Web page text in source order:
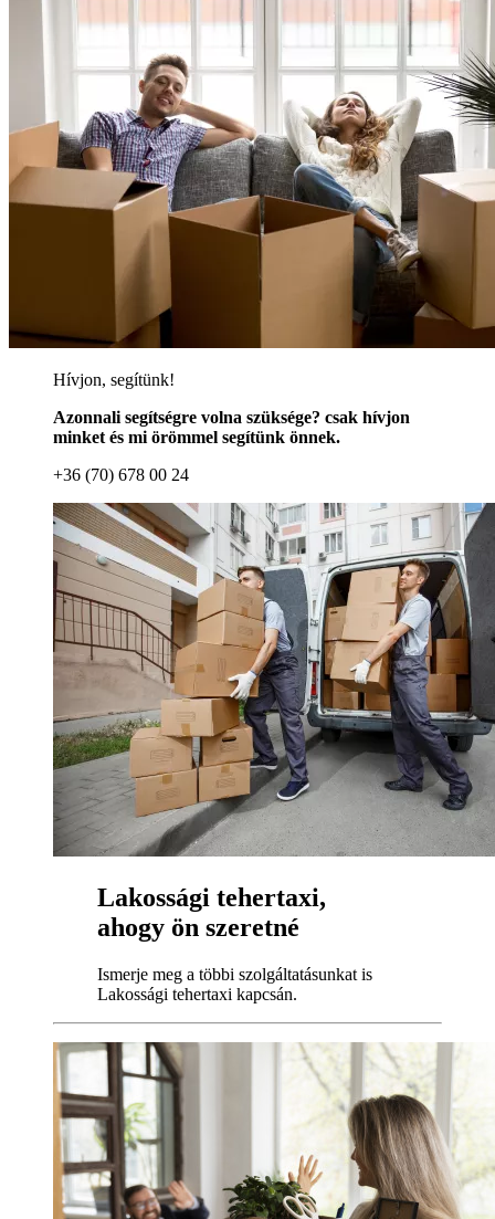
Hívjon, segítünk!
Azonnali segítségre volna szüksége? csak hívjon
minket és mi örömmel segítünk önnek.
+36 (70) 678 00 24
Lakossági tehertaxi,
ahogy ön szeretné
Ismerje meg a többi szolgáltatásunkat is
Lakossági tehertaxi kapcsán.